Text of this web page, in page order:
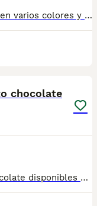
Camadas de Scotish Fold disponibles en varios colores y tonalidades. Machos y hembras. Criadores responsables y familiares. Se entregan a partir de 2 meses de edad y sus vacunas correspondientes, desparasitados. Todos los cachorros son descendientes de las mejores líneas nacionales. Se entregan en toda España con transporte de alta calidad preparado para animales, van en vehículo climatizado con chófer particular a cargo del comprador. Si tienes dudas o consultas sobre la raza, podemos resolver tus dudas por whats app ;) Abogamos por una cría nacional (no en países del este) en un ambiente familiar con personas con vocación en una cría ética y responsable, y que por encima de todo, aman a los animales Teléfono / Whats app: 641 92 23 90
chocolate
Camadas de British de pelo corto chocolate disponibles en varios colores y tonalidades. Machos y hembras. Criadores responsables y familiares. Se entregan a partir de 2 meses de edad y sus vacunas correspondientes, desparasitados. Todos los cachorros son descendientes de las mejores líneas nacionales. Se entregan en toda España con transporte de alta calidad preparado para animales, van en vehículo climatizado con chófer particular a cargo del comprador. Si tienes dudas o consultas sobre la raza, podemos resolver tus dudas por whats app ;) Abogamos por una cría nacional (no en países del este) en un ambiente familiar con personas con vocación en una cría ética y responsable, y que por encima de todo, aman a los animales Teléfono / Whats app: 641 92 23 90